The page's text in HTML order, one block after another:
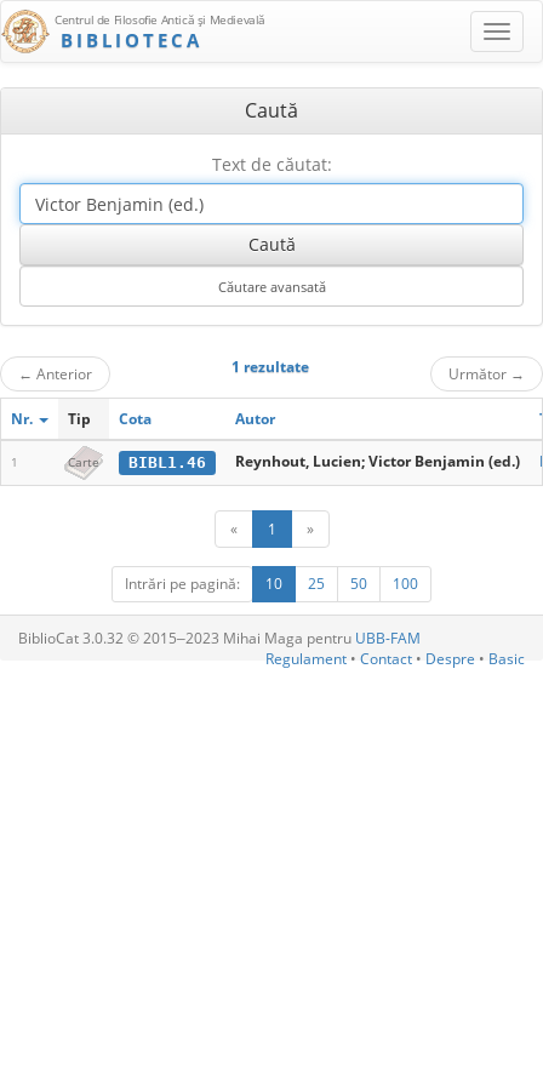
Centrul de Filosofie Antică şi Medievală
BIBLIOTECA
Caută
Text de căutat:
← Anterior 1 rezultate Următor →
Nr. Tip Cota Autor
1 Carte BIBL1.46 Reynhout, Lucien; Victor Benjamin (ed.)
« 1 »
Intrări pe pagină: 10 25 50 100
BiblioCat 3.0.32 © 2015‒2023 Mihai Maga pentru UBB-FAM
Regulament • Contact • Despre • Basic